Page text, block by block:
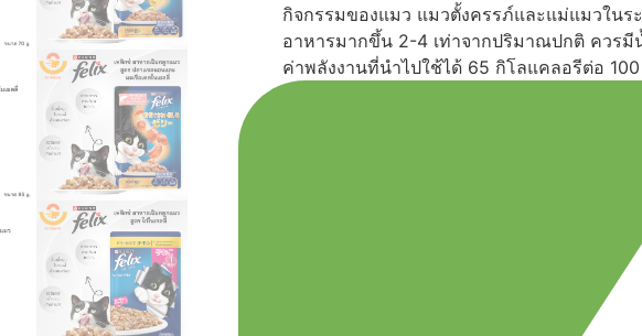
กิจกรรมของแมว แมวตั้งครรภ์และแม่แมวในร
อาหารมากขึ้น 2-4 เท่าจากปริมาณปกติ ควรมี
ค่าพลังงานที่นำไปใช้ได้ 65 กิโลแคลอรีต่อ